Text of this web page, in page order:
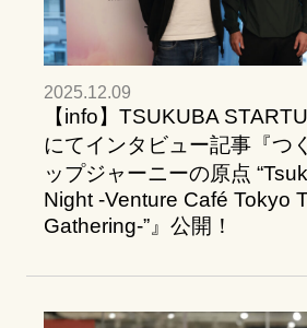
2025.12.09
【info】TSUKUBA
にてインタビュー記事『つ
ップジャーニーの原点
Night -Venture Café Tokyo
Gathering-”』公開！